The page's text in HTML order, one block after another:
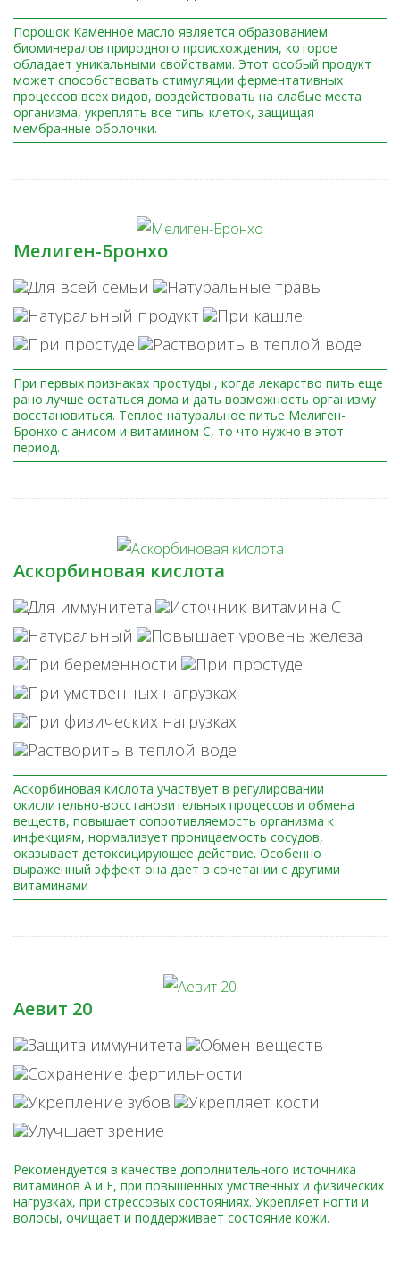
Порошок Каменное масло является образованием
биоминералов природного происхождения, которое
обладает уникальными свойствами. Этот особый продукт
может способствовать стимуляции ферментативных
процессов всех видов, воздействовать на слабые места
организма, укреплять все типы клеток, защищая
мембранные оболочки.
Мелиген-Бронхо
При первых признаках простуды , когда лекарство пить еще
рано лучше остаться дома и дать возможность организму
восстановиться. Теплое натуральное питье Мелиген-
Бронхо с анисом и витамином C, то что нужно в этот
период.
Аскорбиновая кислота
Аскорбиновая кислота участвует в регулировании
окислительно-восстановительных процессов и обмена
веществ, повышает сопротивляемость организма к
инфекциям, нормализует проницаемость сосудов,
оказывает детоксицирующее действие. Особенно
выраженный эффект она дает в сочетании с другими
витаминами
Аевит 20
Рекомендуется в качестве дополнительного источника
витаминов А и Е, при повышенных умственных и физических
нагрузках, при стрессовых состояниях. Укрепляет ногти и
волосы, очищает и поддерживает состояние кожи.